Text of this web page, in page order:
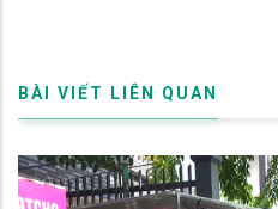
BÀI VIẾT LIÊN QUAN